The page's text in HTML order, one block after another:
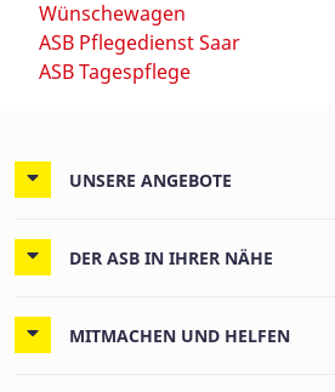
Wünschewagen
ASB Pflegedienst Saar
ASB Tagespflege
UNSERE ANGEBOTE
DER ASB IN IHRER NÄHE
MITMACHEN UND HELFEN